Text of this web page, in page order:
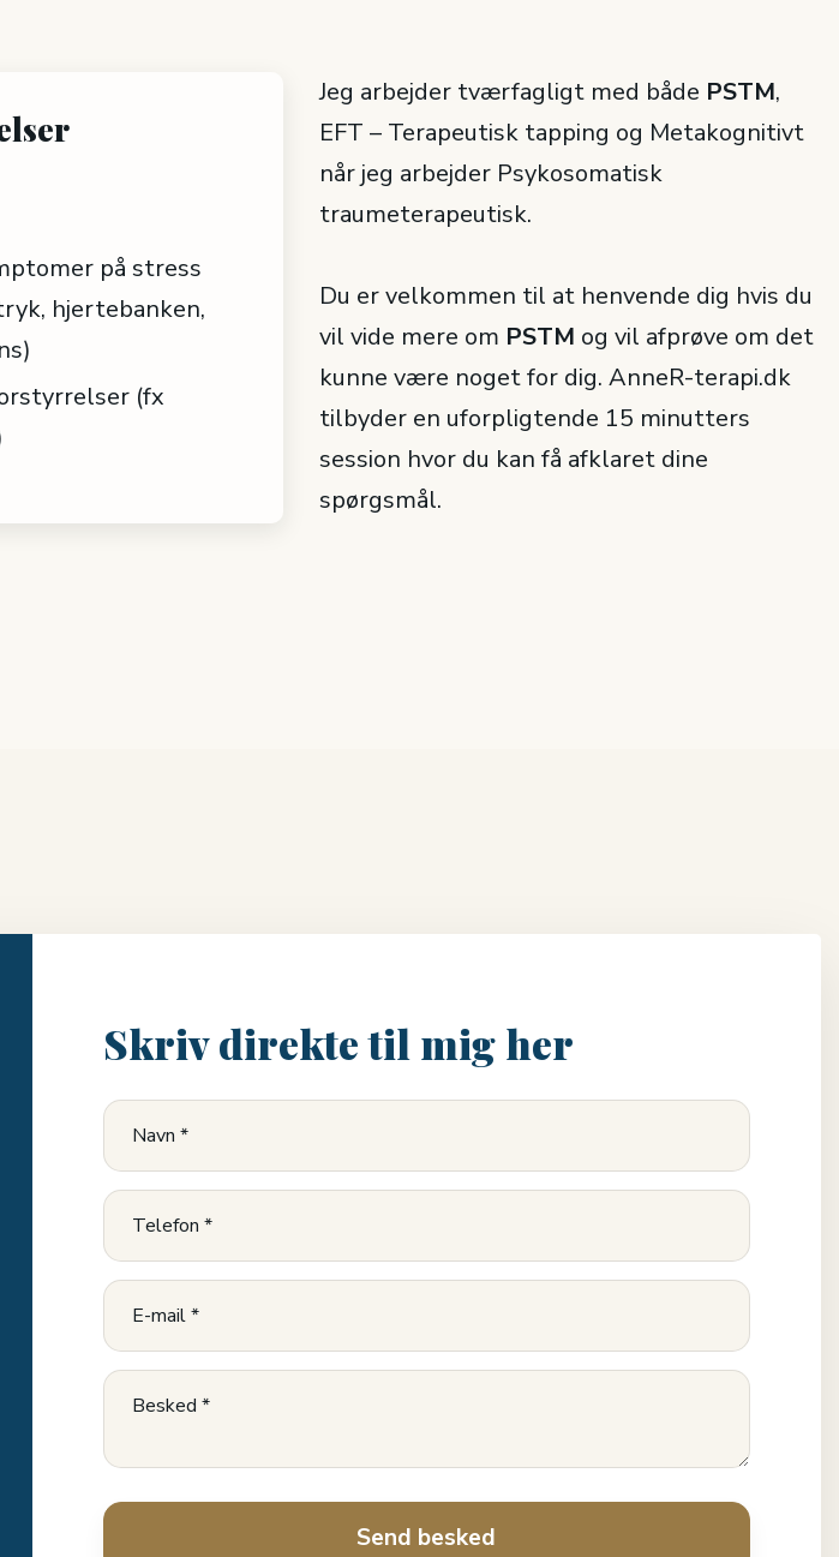
på stress
hjertebanken,
(fx
Jeg arbejder tværfagligt med både PSTM,
EFT – Terapeutisk tapping og Metakognitivt
når jeg arbejder Psykosomatisk
traumeterapeutisk.
Du er velkommen til at henvende dig hvis du
vil vide mere om PSTM og vil afprøve om det
kunne være noget for dig. AnneR-terapi.dk
tilbyder en uforpligtende 15 minutters
session hvor du kan få afklaret dine
spørgsmål.
Skriv direkte til mig her​